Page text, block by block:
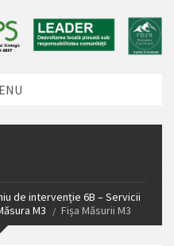
de intervenție 6B – Servicii
M3 Fișa Măsurii M3